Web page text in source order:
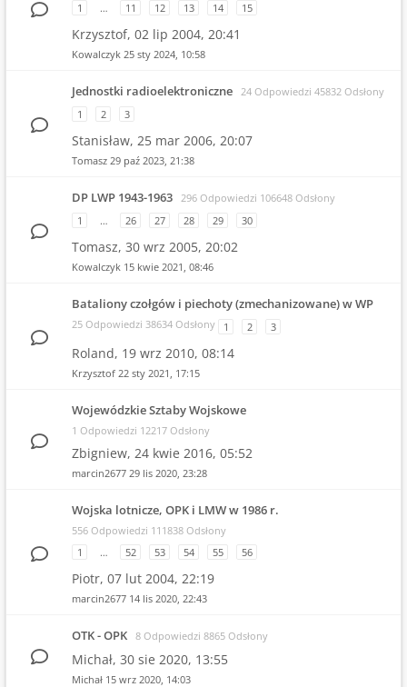
1
… 11 12 13 14 15
Krzysztof, 02 lip 2004, 20:41
Kowalczyk 25 sty 2024, 10:58
Jednostki radioelektroniczne 24 Odpowiedzi 45832 Odsłony
1
2 3
Stanisław, 25 mar 2006, 20:07
Tomasz 29 paź 2023, 21:38
DP LWP 1943-1963 296 Odpowiedzi 106648 Odsłony
1
… 26 27 28 29 30
Tomasz, 30 wrz 2005, 20:02
Kowalczyk 15 kwie 2021, 08:46
Bataliony czołgów i piechoty (zmechanizowane) w WP
25 Odpowiedzi 38634 Odsłony 1 2 3
Roland, 19 wrz 2010, 08:14
Krzysztof 22 sty 2021, 17:15
Wojewódzkie Sztaby Wojskowe
1 Odpowiedzi 12217 Odsłony
Zbigniew, 24 kwie 2016, 05:52
marcin2677 29 lis 2020, 23:28
Wojska lotnicze, OPK i LMW w 1986 r.
556 Odpowiedzi 111838 Odsłony
1
… 52 53 54 55 56
Piotr, 07 lut 2004, 22:19
marcin2677 14 lis 2020, 22:43
OTK - OPK 8 Odpowiedzi 8865 Odsłony
Michał, 30 sie 2020, 13:55
Michał 15 wrz 2020, 14:03